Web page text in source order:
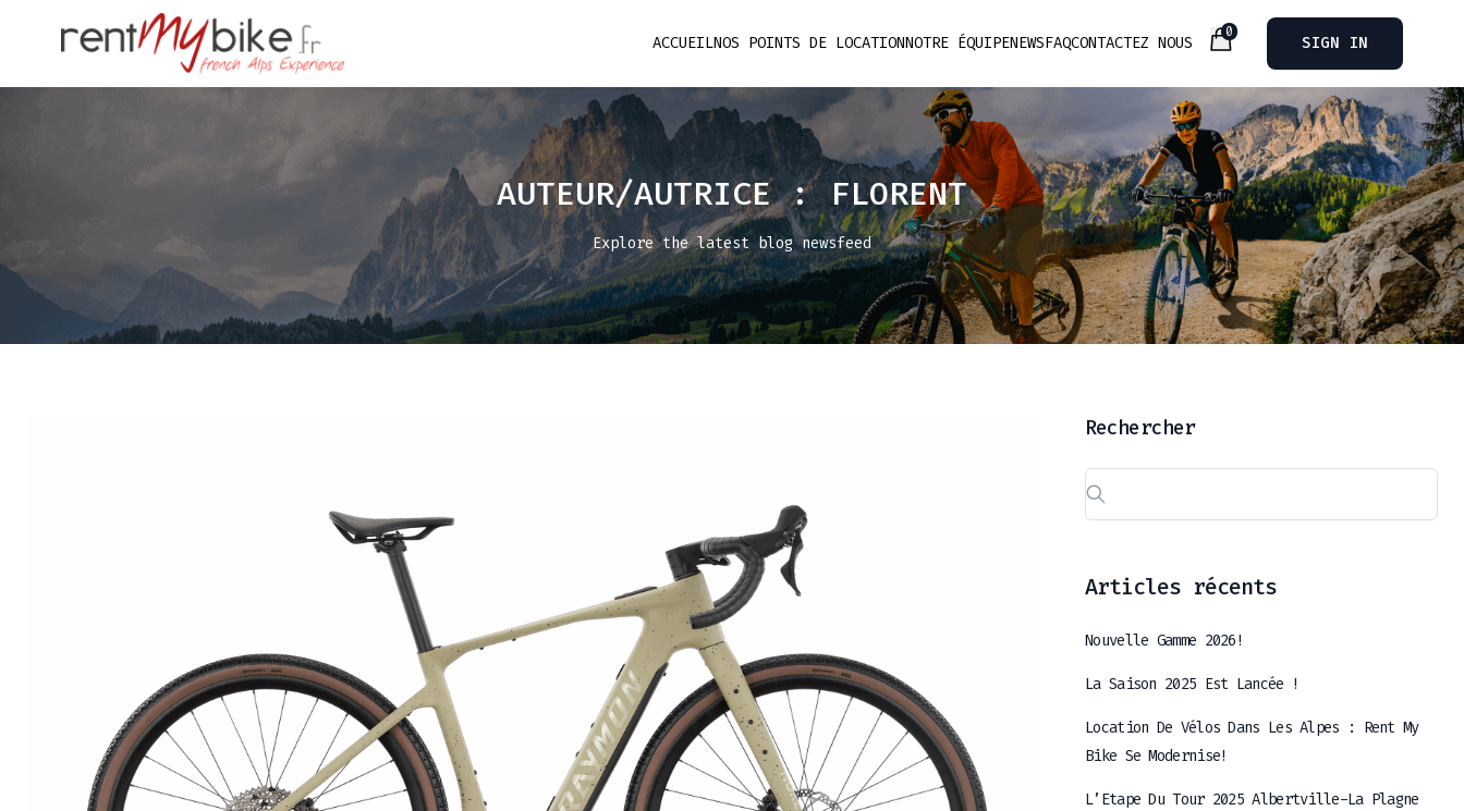
ACCUEILNOS POINTS DE LOCATIONNOTRE ÉQUIPENEWSFAQCONTACTEZ NOUS
0
SIGN IN
AUTEUR/AUTRICE :FLORENT
Explore the latest blog newsfeed
Rechercher
Articles récents
Nouvelle Gamme 2026!
La Saison 2025 Est Lancée !
Location De Vélos Dans Les Alpes : Rent My
Bike Se Modernise!
L’Etape Du Tour 2025 Albertville-La Plagne